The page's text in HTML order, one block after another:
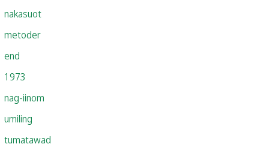
nakasuot
metoder
end
1973
nag-iinom
umiling
tumatawad